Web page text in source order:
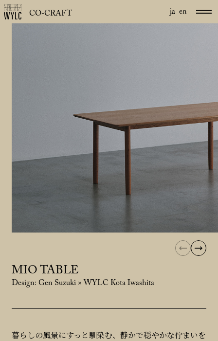
CO-CRAFT en
ja
MIO TABLE
Design: Gen Suzuki × WYLC Kota Iwashita
暮らしの風景にすっと馴染む、静かで穏やかな佇まいを